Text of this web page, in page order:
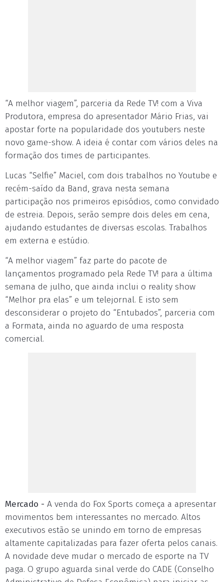
“A melhor viagem”, parceria da Rede TV! com a Viva
Produtora, empresa do apresentador Mário Frias, vai
apostar forte na popularidade dos youtubers neste
novo game-show. A ideia é contar com vários deles na
formação dos times de participantes.
Lucas “Selfie” Maciel, com dois trabalhos no Youtube e
recém-saído da Band, grava nesta semana
participação nos primeiros episódios, como convidado
de estreia. Depois, serão sempre dois deles em cena,
ajudando estudantes de diversas escolas. Trabalhos
em externa e estúdio.
“A melhor viagem” faz parte do pacote de
lançamentos programado pela Rede TV! para a última
semana de julho, que ainda inclui o reality show
“Melhor pra elas” e um telejornal. E isto sem
desconsiderar o projeto do “Entubados”, parceria com
a Formata, ainda no aguardo de uma resposta
comercial.
Mercado - A venda do Fox Sports começa a apresentar
movimentos bem interessantes no mercado. Altos
executivos estão se unindo em torno de empresas
altamente capitalizadas para fazer oferta pelos canais.
A novidade deve mudar o mercado de esporte na TV
paga. O grupo aguarda sinal verde do CADE (Conselho